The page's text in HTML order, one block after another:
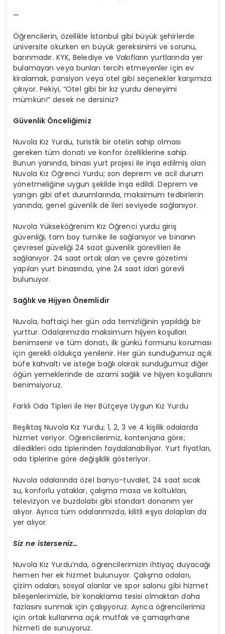
—
Öğrencilerin, özellikle İstanbul gibi büyük şehirlerde
üniversite okurken en büyük gereksinimi ve sorunu,
barınmadır. KYK, Belediye ve Vakıfların yurtlarında yer
bulamayan veya bunları tercih etmeyenler için ev
kiralamak, pansiyon veya otel gibi seçenekler karşımıza
çıkıyor. Pekiyi, “Otel gibi bir kız yurdu deneyimi
mümkün!” desek ne dersiniz?
Güvenlik Önceliğimiz
Nuvola Kız Yurdu, turistik bir otelin sahip olması
gereken tüm donatı ve konfor özelliklerine sahip.
Bunun yanında, binası yurt projesi ile inşa edilmiş olan
Nuvola Kız Öğrenci Yurdu; son deprem ve acil durum
yönetmeliğine uygun şekilde inşa edildi. Deprem ve
yangın gibi afet durumlarında, maksimum tedbirlerin
yanında, genel güvenlik de ileri seviyede sağlanıyor.
Nuvola Yükseköğrenim Kız Öğrenci yurdu giriş
güvenliği, tam boy turnike ile sağlanıyor ve binanın
çevresel güveliği 24 saat güvenlik görevlileri ile
sağlanıyor. 24 saat ortak alan ve çevre gözetimi
yapılan yurt binasında, yine 24 saat idari görevli
bulunuyor.
Sağlık ve Hijyen Önemlidir
Nuvola, haftaiçi her gün oda temizliğinin yapıldığı bir
yurttur. Odalarımızda maksimum hijyen koşulları
benimsenir ve tüm donatı, ilk günkü formunu koruması
için gerekli oldukça yenilenir. Her gün sunduğumuz açık
büfe kahvaltı ve isteğe bağlı olarak sunduğumuz diğer
öğün yemeklerinde de azami sağlık ve hijyen koşullarını
benimsiyoruz.
Farklı Oda Tipleri ile Her Bütçeye Uygun Kız Yurdu
Beşiktaş Nuvola Kız Yurdu; 1, 2, 3 ve 4 kişilik odalarda
hizmet veriyor. Öğrencilerimiz, kontenjana göre;
diledikleri oda tiplerinden faydalanabiliyor. Yurt fiyatları,
oda tiplerine göre değişiklik gösteriyor.
Nuvola odalarında özel banyo-tuvalet, 24 saat sıcak
su, konforlu yataklar, çalışma masa ve koltukları,
televizyon ve buzdolabı gibi standart donanım yer
alıyor. Ayrıca tüm odalarımızda, kilitli eşya dolapları da
yer alıyor.
Siz ne isterseniz…
Nuvola Kız Yurdu’nda, öğrencilerimizin ihtiyaç duyacağı
hemen her ek hizmet bulunuyor. Çalışma odaları,
çizim odaları, sosyal alanlar ve spor salonu gibi hizmet
bileşenlerimizle, bir konaklama tesisi olmaktan daha
fazlasını sunmak için çalışıyoruz. Ayrıca öğrencilerimiz
için ortak kullanıma açık mutfak ve çamaşırhane
hizmeti de sunuyoruz.